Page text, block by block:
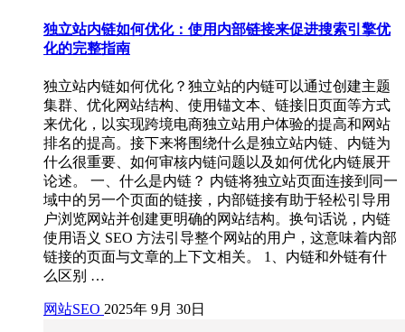
独立站内链如何优化：使用内部链接来促进搜索引擎优
化的完整指南
独立站内链如何优化？独立站的内链可以通过创建主题
集群、优化网站结构、使用锚文本、链接旧页面等方式
来优化，以实现跨境电商独立站用户体验的提高和网站
排名的提高。接下来将围绕什么是独立站内链、内链为
什么很重要、如何审核内链问题以及如何优化内链展开
论述。 一、什么是内链？ 内链将独立站页面连接到同一
域中的另一个页面的链接，内部链接有助于轻松引导用
户浏览网站并创建更明确的网站结构。换句话说，内链
使用语义 SEO 方法引导整个网站的用户，这意味着内部
链接的页面与文章的上下文相关。 1、内链和外链有什
么区别 …
网站SEO 2025年 9月 30日